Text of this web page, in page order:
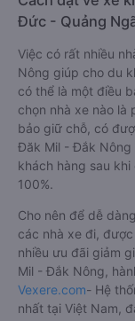
Đức - Quảng
Việc có rất nhiều
Nông giúp cho du
có thể là một điều
chọn nhà xe nào là
bảo giữ chỗ, có
Đăk Mil - Đắk
khách hàng sau
100%.
Cho nên để dễ
các nhà xe đi,
nhiều ưu đãi giảm
Mil - Đắk Nông,
Vexere.com- Hệ
nhất tại Việt Nam,